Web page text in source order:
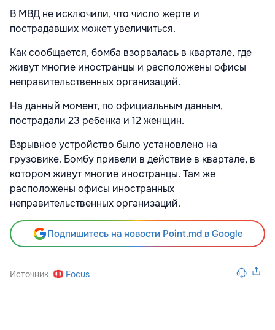
В МВД не исключили, что число жертв и
пострадавших может увеличиться.
Как сообщается, бомба взорвалась в квартале, где
живут многие иностранцы и расположены офисы
неправительственных организаций.
На данный момент, по официальным данным,
пострадали 23 ребенка и 12 женщин.
Взрывное устройство было установлено на
грузовике. Бомбу привели в действие в квартале, в
котором живут многие иностранцы. Там же
расположены офисы иностранных
неправительственных организаций.
Подпишитесь на новости Point.md в Google
Источник Focus